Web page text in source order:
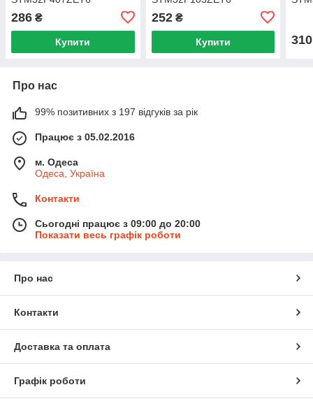
286 ₴
Купити
252₴
Купити 310
Про нас
99% позитивних з 197 відгуків за рік
Працює з 05.02.2016
м. Одеса
Одеса, Україна
Контакти
Сьогодні працює з 09:00 до 20:00
Показати весь графік роботи
Про нас
Контакти
Доставка та оплата
Графік роботи